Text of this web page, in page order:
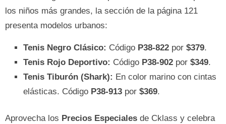
los niños más grandes, la sección de la página 121
presenta modelos urbanos:
Tenis Negro Clásico: Código P38-822 por $379.
Tenis Rojo Deportivo: Código P38-902 por $349.
Tenis Tiburón (Shark): En color marino con cintas
elásticas. Código P38-913 por $369.
Aprovecha los Precios Especiales de Cklass y celebra